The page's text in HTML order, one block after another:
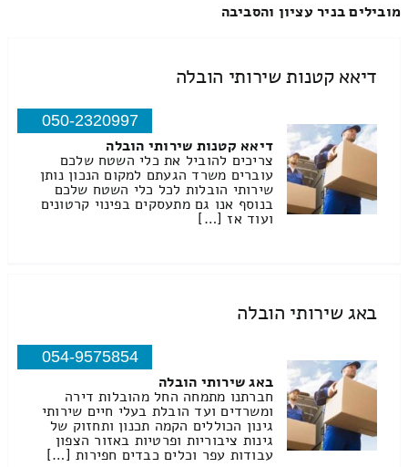
מובילים בניר עציון והסביבה
דיאא קטנות שירותי הובלה
050-2320997
דיאא קטנות שירותי הובלה
צריכים להוביל את כלי השטח שלכם
עוברים משרד הגעתם למקום הנכון נותן
שירותי הובלות לכל כלי השטח שלכם
בנוסף אנו גם מתעסקים בפינוי קרטונים
ועוד אז […]
באג שירותי הובלה
054-9575854
באג שירותי הובלה
חברתנו מתמחה החל מהובלות דירה
ומשרדים ועד הובלת בעלי חיים שירותי
גינון הכוללים הקמה תכנון ותחזוק של
גינות ציבוריות ופרטיות באזור הצפון
עבודות עפר וכלים כבדים חפירות […]